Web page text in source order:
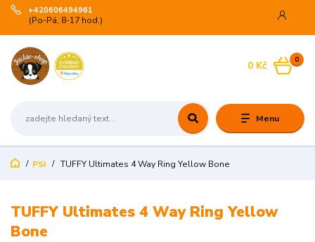
Menu
+420606494961
(Po-Pá, 8-17 hod.)
0
0 Kč
PSI TUFFY Ultimates 4 Way Ring Yellow Bone
TUFFY Ultimates 4 Way Ring Yellow
Bone